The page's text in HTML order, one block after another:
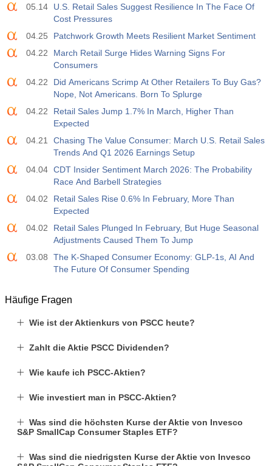
05.14
U.S. Retail Sales Suggest Resilience In The Face Of
Cost Pressures
04.25
Patchwork Growth Meets Resilient Market Sentiment
04.22
March Retail Surge Hides Warning Signs For
Consumers
04.22
Did Americans Scrimp At Other Retailers To Buy Gas?
Nope, Not Americans. Born To Splurge
04.22
Retail Sales Jump 1.7% In March, Higher Than
Expected
04.21
Chasing The Value Consumer: March U.S. Retail Sales
Trends And Q1 2026 Earnings Setup
04.04 CDT Insider Sentiment March 2026: The Probability
Race And Barbell Strategies
04.02
Retail Sales Rise 0.6% In February, More Than
Expected
04.02
Retail Sales Plunged In February, But Huge Seasonal
Adjustments Caused Them To Jump
03.08
The K-Shaped Consumer Economy: GLP-1s, AI And
The Future Of Consumer Spending
Häufige Fragen
Wie ist der Aktienkurs von PSCC heute?
Zahlt die Aktie PSCC Dividenden?
Wie kaufe ich PSCC-Aktien?
Wie investiert man in PSCC-Aktien?
Was sind die höchsten Kurse der Aktie von Invesco
S&P SmallCap Consumer Staples ETF?
Was sind die niedrigsten Kurse der Aktie von Invesco